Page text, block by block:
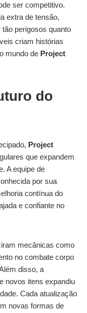
ser competitivo.
extra de tensão,
perigosos quanto
criam histórias
mundo de Project
do
Project
que expandem
A equipe de
por sua
contínua do
e confiante no
mecânicas como
no combate corpo
disso, a
novos itens expandiu
Cada atualização
novas formas de